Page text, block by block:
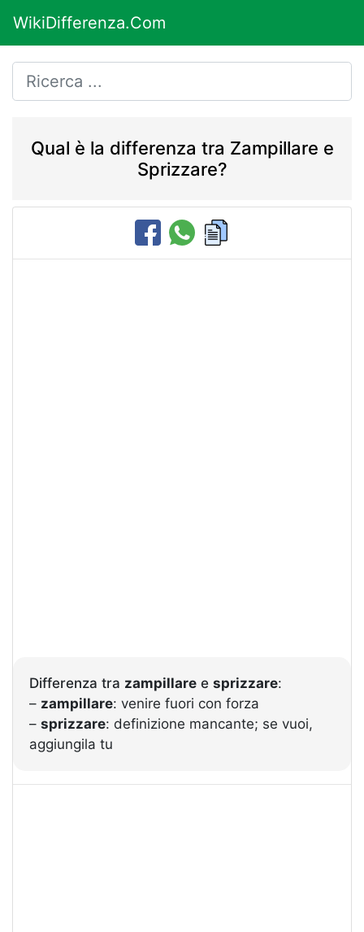
WikiDifferenza.Com
Qual è la differenza tra Zampillare e
Sprizzare?
Differenza tra zampillare e sprizzare:
– zampillare: venire fuori con forza
– sprizzare: definizione mancante; se vuoi,
aggiungila tu